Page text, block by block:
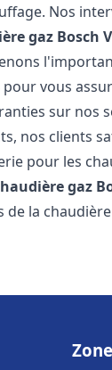
Nos
gaz Bosch
pour vous
sur nos
nos clients
pour les
gaz
de la chaudière